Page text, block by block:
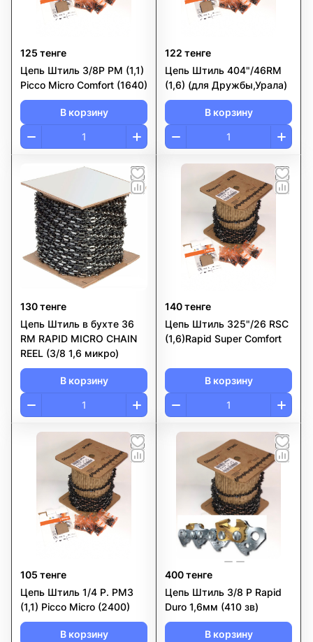
125 тенге
Цепь Штиль 3/8Р PM (1,1)
Picco Micro Comfort (1640)
В корзину
122 тенге
Цепь Штиль 404"/46RM
(1,6) (для Дружбы,Урала)
В корзину
130 тенге
Цепь Штиль в бухте 36
RM RAPID MICRO CHAIN
REEL (3/8 1,6 микро)
В корзину
140 тенге
Цепь Штиль 325"/26 RSС
(1,6)Rapid Super Comfort
В корзину
105 тенге
Цепь Штиль 1/4 P. PM3
(1,1) Picco Micro (2400)
В корзину
400 тенге
Цепь Штиль 3/8 Р Rapid
Duro 1,6мм (410 зв)
В корзину